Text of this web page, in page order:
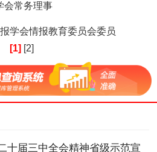
会常务理事
学会情报教育委员会委员
[1] [2]
十届三中全会精神省级示范宣